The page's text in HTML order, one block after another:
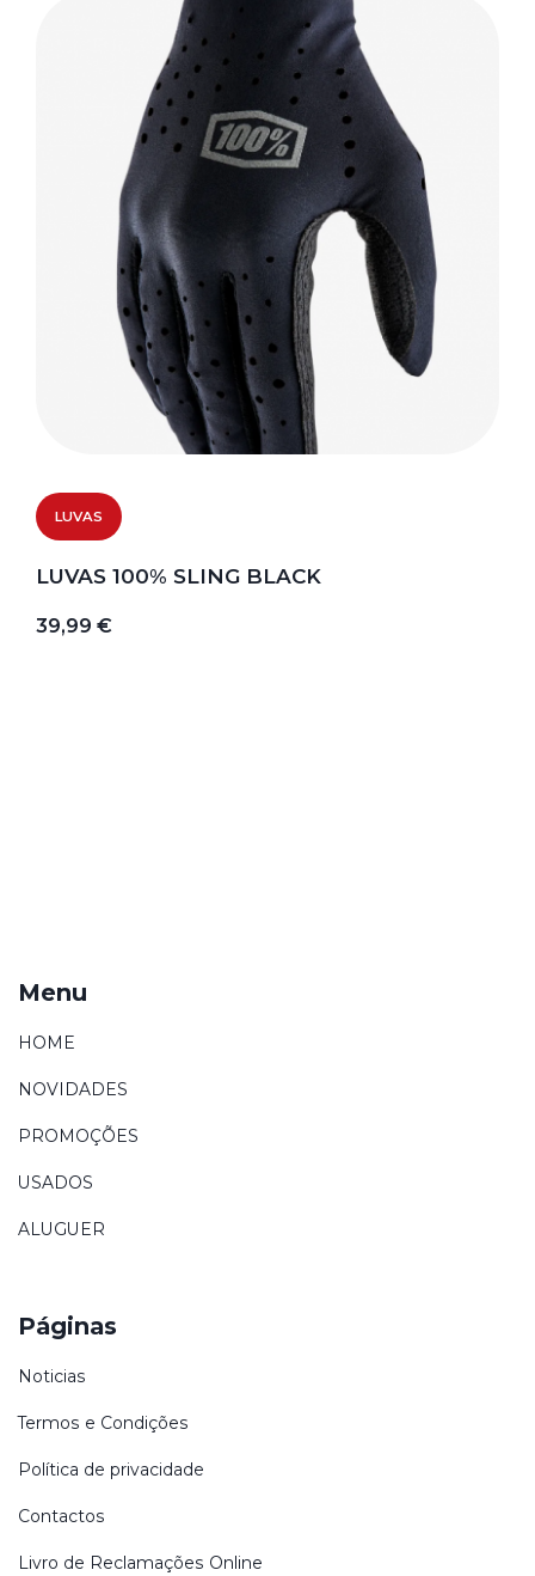
LUVAS
LUVAS 100% SLING BLACK
39,99 €
Menu
HOME
NOVIDADES
PROMOÇÕES
USADOS
ALUGUER
Páginas
Noticias
Termos e Condições
Política de privacidade
Contactos
Livro de Reclamações Online